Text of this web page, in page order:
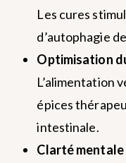
Les cures
d’autophagie
Optimisation
L’alimentation
épices
intestinale.
Clarté mentale